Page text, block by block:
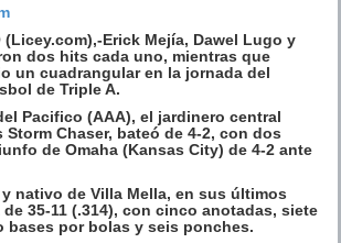
(Licey.com),-Erick Mejía, Dawel Lugo y
dos hits cada uno, mientras que
un cuadrangular en la jornada del
de Triple A.
Pacifico (AAA), el jardinero central
Storm Chaser, bateó de 4-2, con dos
de Omaha (Kansas City) de 4-2 ante
nativo de Villa Mella, en sus últimos
35-11 (.314), con cinco anotadas, siete
bases por bolas y seis ponches.